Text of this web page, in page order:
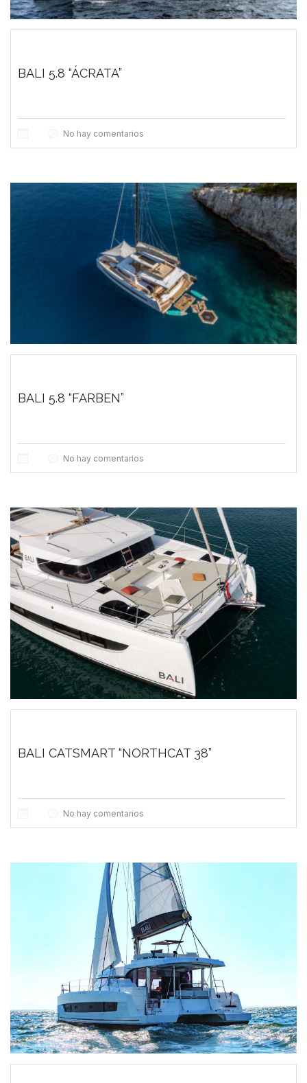
BALI 5.8 “ÁCRATA”
No hay comentarios
BALI 5.8 “FARBEN”
No hay comentarios
BALI CATSMART “NORTHCAT 38”
No hay comentarios